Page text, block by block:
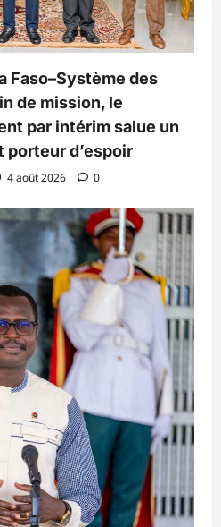
Faso–Système des
de mission, le
par intérim salue un
porteur d’espoir
4 août 2026 0